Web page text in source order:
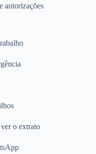
autorizações
o extrato